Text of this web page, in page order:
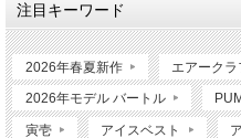
注目キーワード
2026年春夏新作 エアークラ
2026年モデル バートル
寅壱 アイスベスト